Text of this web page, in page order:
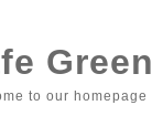
Green
to our homepage